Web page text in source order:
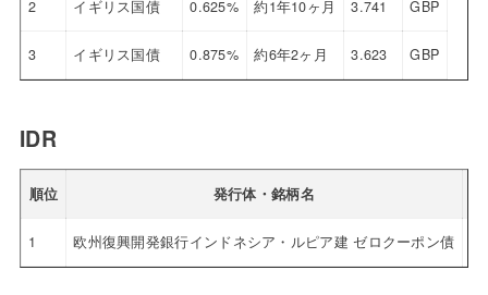
2 イギリス国債 0.625% 約1年10ヶ月 3.741 GBP
3 イギリス国債 0.875% 約6年2ヶ月 3.623 GBP
IDR
順位 発行体・銘柄名
1 欧州復興開発銀行インドネシア・ルピア建 ゼロクーポン債